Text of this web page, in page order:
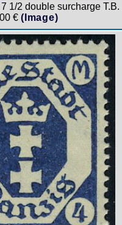
1/2 double surcharge T.B.
€ (Image)